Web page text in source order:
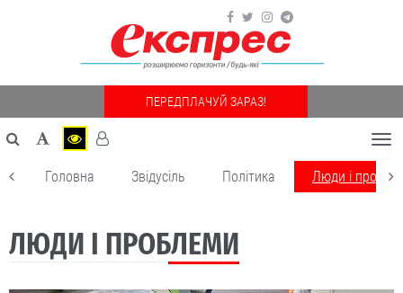
ПЕРЕДПЛАЧУЙ ЗАРАЗ!
Головна Звідусіль Політика Люди і
ЛЮДИ І ПРОБЛЕМИ